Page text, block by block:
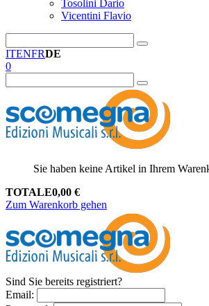
Tosolini Dario
Vicentini Flavio
ITENFRDE
0
Sie haben keine Artikel in Ihrem
TOTALE0,00 €
Zum Warenkorb gehen
Sind Sie bereits registriert?
Email: